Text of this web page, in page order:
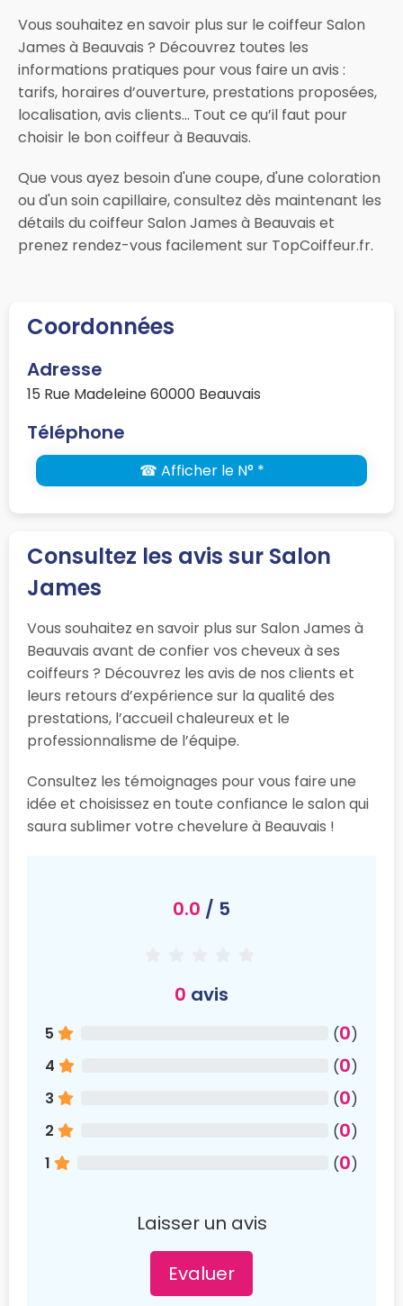
Vous souhaitez en savoir plus sur le coiffeur Salon
James à Beauvais ? Découvrez toutes les
informations pratiques pour vous faire un avis :
tarifs, horaires d’ouverture, prestations proposées,
localisation, avis clients… Tout ce qu’il faut pour
choisir le bon coiffeur à Beauvais.
Que vous ayez besoin d'une coupe, d'une coloration
ou d'un soin capillaire, consultez dès maintenant les
détails du coiffeur Salon James à Beauvais et
prenez rendez-vous facilement sur TopCoiffeur.fr.
Coordonnées
Adresse
15 Rue Madeleine 60000 Beauvais
Téléphone
☎ Afficher le N° *
Consultez les avis sur Salon
James
Vous souhaitez en savoir plus sur Salon James à
Beauvais avant de confier vos cheveux à ses
coiffeurs ? Découvrez les avis de nos clients et
leurs retours d’expérience sur la qualité des
prestations, l’accueil chaleureux et le
professionnalisme de l’équipe.
Consultez les témoignages pour vous faire une
idée et choisissez en toute confiance le salon qui
saura sublimer votre chevelure à Beauvais !
0.0 / 5
0 avis
5 (0)
4
(0)
3
(0)
2
(0)
1
(0)
Laisser un avis
Evaluer